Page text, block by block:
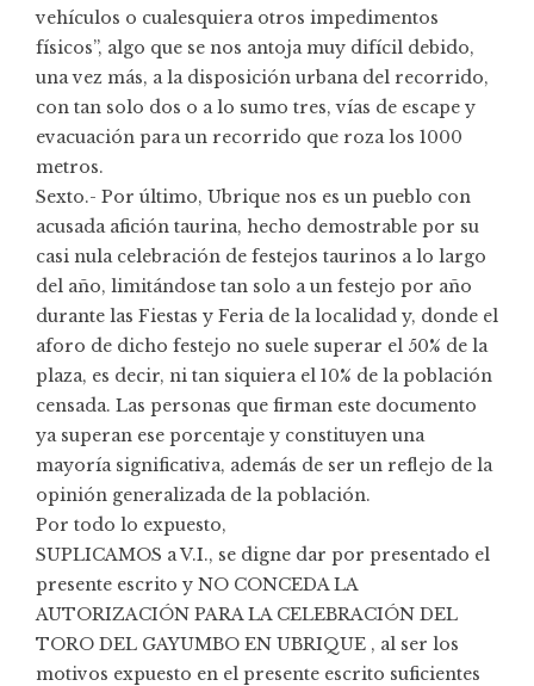
vehículos o cualesquiera otros impedimentos
físicos”, algo que se nos antoja muy difícil debido,
una vez más, a la disposición urbana del recorrido,
con tan solo dos o a lo sumo tres, vías de escape y
evacuación para un recorrido que roza los 1000
metros.
Sexto.- Por último, Ubrique nos es un pueblo con
acusada afición taurina, hecho demostrable por su
casi nula celebración de festejos taurinos a lo largo
del año, limitándose tan solo a un festejo por año
durante las Fiestas y Feria de la localidad y, donde el
aforo de dicho festejo no suele superar el 50% de la
plaza, es decir, ni tan siquiera el 10% de la población
censada. Las personas que firman este documento
ya superan ese porcentaje y constituyen una
mayoría significativa, además de ser un reflejo de la
opinión generalizada de la población.
Por todo lo expuesto,
SUPLICAMOS a V.I., se digne dar por presentado el
presente escrito y NO CONCEDA LA
AUTORIZACIÓN PARA LA CELEBRACIÓN DEL
TORO DEL GAYUMBO EN UBRIQUE , al ser los
motivos expuesto en el presente escrito suficientes